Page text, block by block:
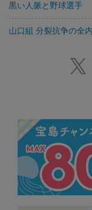
黒い人脈と野球選手
山口組 分裂抗争の全